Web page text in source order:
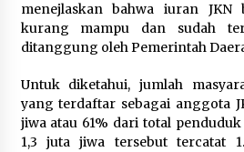
menejlaskan bahwa iuran
kurang mampu dan sudah
ditanggung oleh Pemerintah
Untuk diketahui, jumlah
yang terdaftar sebagai anggota
jiwa atau 61% dari total
1,3 juta jiwa tersebut tercatat